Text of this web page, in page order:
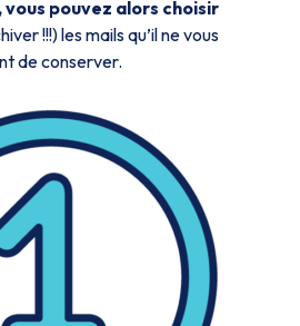
pouvez alors choisir
!!!) les mails qu’il ne vous
de conserver.